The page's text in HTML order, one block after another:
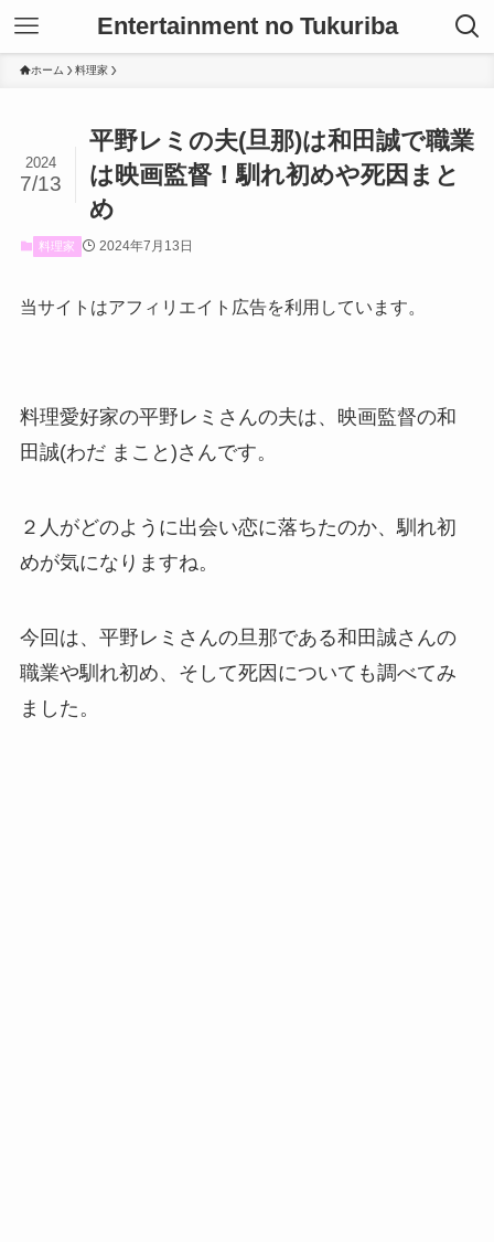
Entertainment no Tukuriba
ホーム 料理家
平野レミの夫(旦那)は和田誠で職業
は映画監督！馴れ初めや死因まと
め
2024
7/13
料理家 2024年7月13日
当サイトはアフィリエイト広告を利用しています。
料理愛好家の平野レミさんの夫は、映画監督の和
田誠(わだ まこと)さんです。
２人がどのように出会い恋に落ちたのか、馴れ初
めが気になりますね。
今回は、平野レミさんの旦那である和田誠さんの
職業や馴れ初め、そして死因についても調べてみ
ました。